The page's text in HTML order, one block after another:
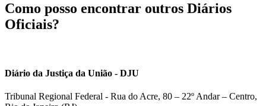
Como posso encontrar outros Diários
Oficiais?
Diário da Justiça da União - DJU
Tribunal Regional Federal - Rua do Acre, 80 – 22º Andar – Centro,